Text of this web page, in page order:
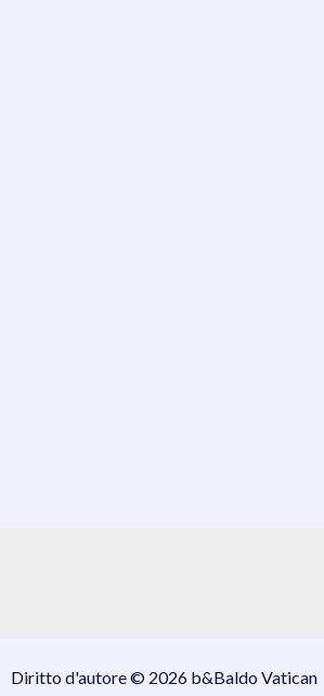
Diritto d'autore © 2026 b&Baldo Vatican